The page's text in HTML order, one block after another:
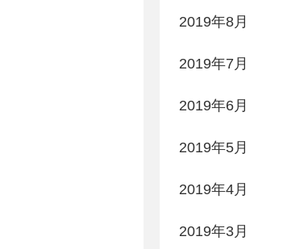
2019年8月
2019年7月
2019年6月
2019年5月
2019年4月
2019年3月